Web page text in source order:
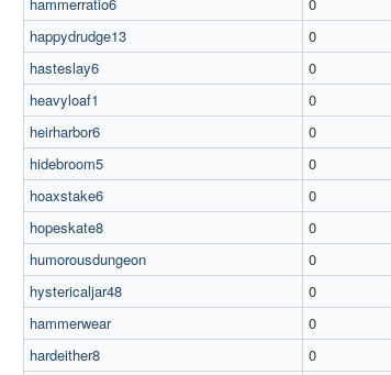
happydrudge13
0
hasteslay6
0
heavyloaf1
0
heirharbor6
0
hidebroom5
0
hoaxstake6
0
hopeskate8
0
humorousdungeon
0
hystericaljar48
0
hammerwear
0
hardeither8
0